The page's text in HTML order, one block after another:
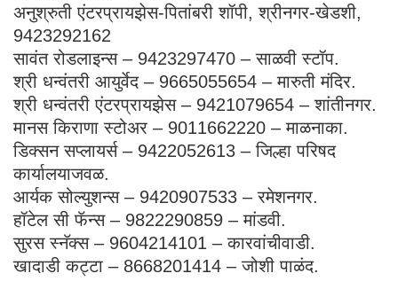
अनुश्रुती एंटरप्रायझेस-पितांबरी शॉपी, श्रीनगर-खेडशी,
9423292162
सावंत रोडलाइन्स – 9423297470 – साळवी स्टॉप.
श्री धन्वंतरी आयुर्वेद – 9665055654 – मारुती मंदिर.
श्री धन्वंतरी एंटरप्रायझेस – 9421079654 – शांतीनगर.
मानस किराणा स्टोअर – 9011662220 – माळनाका.
डिक्सन सप्लायर्स – 9422052613 – जिल्हा परिषद
कार्यालयाजवळ.
आर्यक सोल्युशन्स – 9420907533 – रमेशनगर.
हॉटेल सी फॅन्स – 9822290859 – मांडवी.
सुरस स्नॅक्स – 9604214101 – कारवांचीवाडी.
खादाडी कट्टा – 8668201414 – जोशी पाळंद.